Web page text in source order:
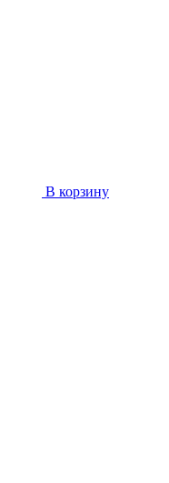
В корзину